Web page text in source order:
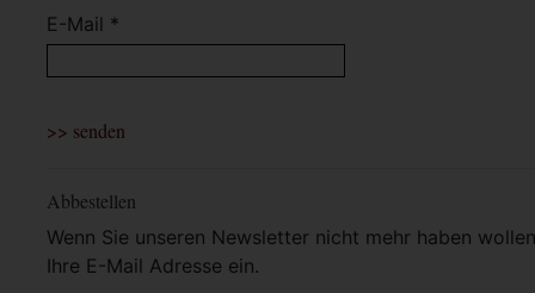
E-Mail *
Abbestellen
Wenn Sie unseren Newsletter nicht mehr haben
Ihre E-Mail Adresse ein.